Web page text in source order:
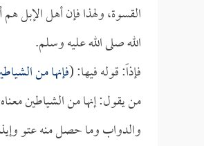
القسوة، ولهذا فإن أهل الإبل
الله صلى الله عليه وسلم.
فإذاً: قوله فيها: (فإنها من
من يقول: إنها من الشياطين
والدواب وما حصل منه عتو